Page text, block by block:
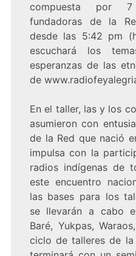
compuesta por 7
fundadoras de la
desde las 5:42 pm
escuchará los
esperanzas de las
de
En el taller, las y los
asumieron con
de la Red que nació
impulsa con la
radios indígenas de
este encuentro
las bases para los
se llevarán a cabo
Baré, Yukpas,
ciclo de talleres de la